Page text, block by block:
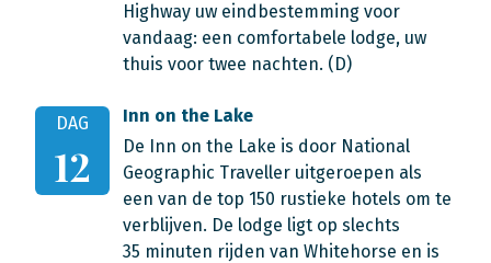
Highway uw eindbestemming voor
vandaag: een comfortabele lodge, uw
thuis voor twee nachten. (D)
DAG
12
Inn on the Lake
De Inn on the Lake is door National
Geographic Traveller uitgeroepen als
een van de top 150 rustieke hotels om te
verblijven. De lodge ligt op slechts
35 minuten rijden van Whitehorse en is